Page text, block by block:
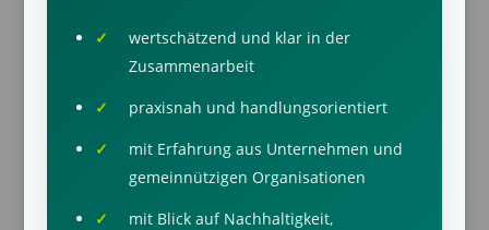
wertschätzend und klar in der
Zusammenarbeit
praxisnah und handlungsorientiert
mit Erfahrung aus Unternehmen und
gemeinnützigen Organisationen
mit Blick auf Nachhaltigkeit,